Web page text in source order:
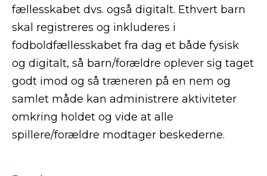
fællesskabet dvs. også digitalt. Ethvert barn
skal registreres og inkluderes i
fodboldfællesskabet fra dag et både fysisk
og digitalt, så barn/forældre oplever sig taget
godt imod og så træneren på en nem og
samlet måde kan administrere aktiviteter
omkring holdet og vide at alle
spillere/forældre modtager beskederne.